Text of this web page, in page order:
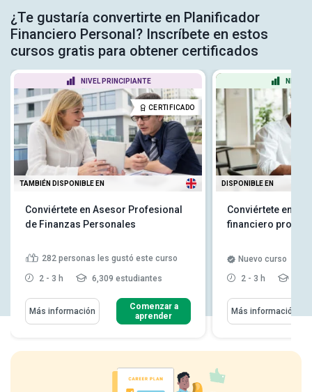
¿Te gustaría convertirte en Planificador
Financiero Personal? Inscríbete en estos
cursos gratis para obtener certificados
NIVEL PRINCIPIANTE
CERTIFICADO
TAMBIÉN DISPONIBLE EN
Conviértete en Asesor Profesional
de Finanzas Personales
282 personas les gustó este curso
2 - 3 h 6,309 estudiantes
Más información
Comenzar a
aprender
NIVEL
DISPONIBLE EN
Conviértete en un
financiero
Nuevo curso
2 - 3 h
Más información